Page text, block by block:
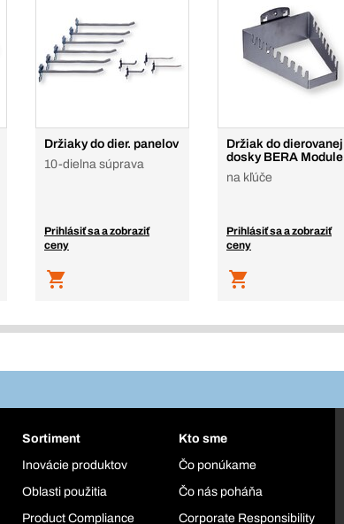
Držiaky do dier. panelov
10-dielna súprava
Prihlásiť sa a zobraziť
ceny
Držiak do dierovanej
dosky BERA Module
na kľúče
Prihlásiť sa a zobraziť
ceny
Sortiment
Inovácie produktov
Oblasti použitia
Product Compliance
Kto sme
Čo ponúkame
Čo nás poháňa
Corporate Responsibility